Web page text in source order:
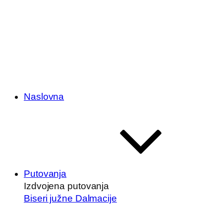
Naslovna
Putovanja
Izdvojena putovanja
Biseri južne Dalmacije